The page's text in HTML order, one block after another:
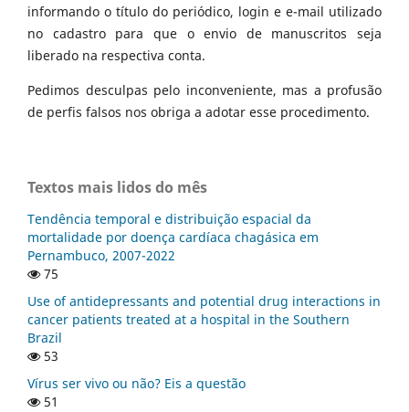
informando o título do periódico, login e e-mail utilizado
no cadastro para que o envio de manuscritos seja
liberado na respectiva conta.
Pedimos desculpas pelo inconveniente, mas a profusão
de perfis falsos nos obriga a adotar esse procedimento.
Textos mais lidos do mês
Tendência temporal e distribuição espacial da
mortalidade por doença cardíaca chagásica em
Pernambuco, 2007-2022
75
Use of antidepressants and potential drug interactions in
cancer patients treated at a hospital in the Southern
Brazil
53
Vírus ser vivo ou não? Eis a questão
51